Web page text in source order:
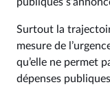
Surtout la
mesure de
qu’elle ne permet
dépenses